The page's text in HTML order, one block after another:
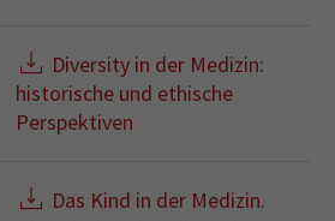
Diversity in der Medizin:
historische und ethische
Perspektiven
Das Kind in der Medizin.